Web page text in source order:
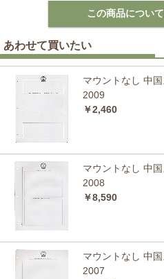
あわせて買いたい
マウントなし 中
2009
￥2,460
マウントなし 中
2008
￥8,590
マウントなし 中
2007